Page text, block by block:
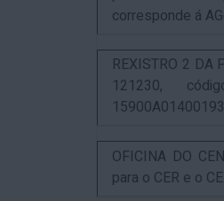
corresponde á
REXISTRO 2 DA
121230,
OFICINA DO
para o CER e o